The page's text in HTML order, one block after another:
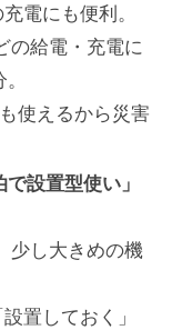
電にも便利。
の給電・充電に
使えるから災害
設置型使い」
少し大きめの機
置しておく」